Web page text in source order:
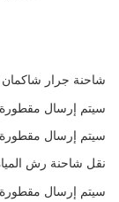
شاحنة جرار شاكمان F3000 مستعملة 6x4 جاهزة للتصدير إلى نيجيريا
سيتم إرسال مقطورة مسطحة
سيتم إرسال مقطورة
نقل شاحنة رش